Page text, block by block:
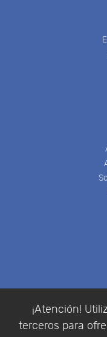
¡Atención!
terceros para